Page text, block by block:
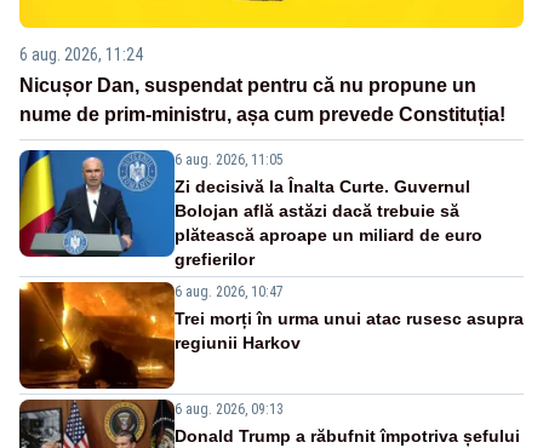
6 aug. 2026, 11:24
Nicușor Dan, suspendat pentru că nu propune un
nume de prim-ministru, așa cum prevede Constituția!
6 aug. 2026, 11:05
Zi decisivă la Înalta Curte. Guvernul
Bolojan află astăzi dacă trebuie să
plătească aproape un miliard de euro
grefierilor
6 aug. 2026, 10:47
Trei morți în urma unui atac rusesc asupra
regiunii Harkov
6 aug. 2026, 09:13
Donald Trump a răbufnit împotriva șefului